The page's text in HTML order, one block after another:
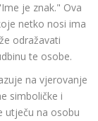
je znak." Ova
netko nosi ima
odražavati
te osobe.
na vjerovanje
simboličke i
utječu na osobu